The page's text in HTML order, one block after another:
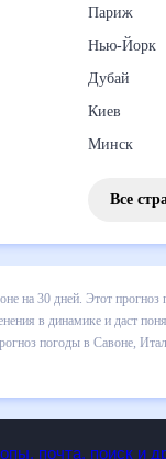
Париж
Нью-Йорк
Дубай
Киев
Минск
Все
погоды в Савоне
осадков т.д.
месяц, к
Италия, на 30 дней